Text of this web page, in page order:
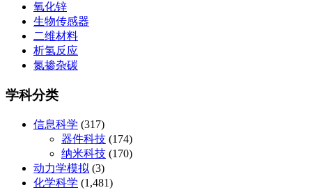
氧化锌
生物传感器
二维材料
析氢反应
氮掺杂碳
学科分类
信息科学 (317)
器件科技 (174)
纳米科技 (170)
动力学模拟 (3)
化学科学 (1,481)